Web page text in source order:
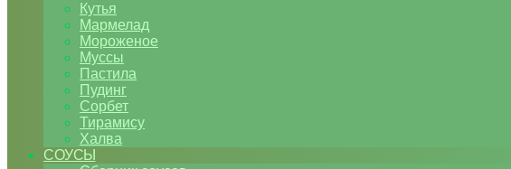
Кутья
Мармелад
Мороженое
Муссы
Пастила
Пудинг
Сорбет
Тирамису
Халва
СОУСЫ